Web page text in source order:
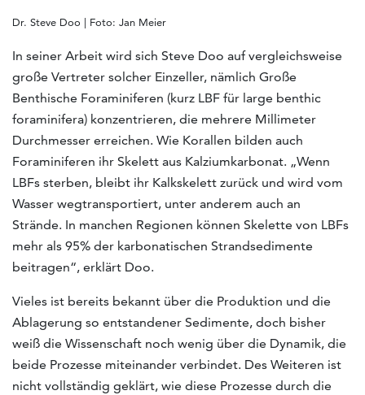
Dr. Steve Doo | Foto: Jan Meier
In seiner Arbeit wird sich Steve Doo auf vergleichsweise
große Vertreter solcher Einzeller, nämlich Große
Benthische Foraminiferen (kurz LBF für large benthic
foraminifera) konzentrieren, die mehrere Millimeter
Durchmesser erreichen. Wie Korallen bilden auch
Foraminiferen ihr Skelett aus Kalziumkarbonat. „Wenn
LBFs sterben, bleibt ihr Kalkskelett zurück und wird vom
Wasser wegtransportiert, unter anderem auch an
Strände. In manchen Regionen können Skelette von LBFs
mehr als 95% der karbonatischen Strandsedimente
beitragen“, erklärt Doo.
Vieles ist bereits bekannt über die Produktion und die
Ablagerung so entstandener Sedimente, doch bisher
weiß die Wissenschaft noch wenig über die Dynamik, die
beide Prozesse miteinander verbindet. Des Weiteren ist
nicht vollständig geklärt, wie diese Prozesse durch die